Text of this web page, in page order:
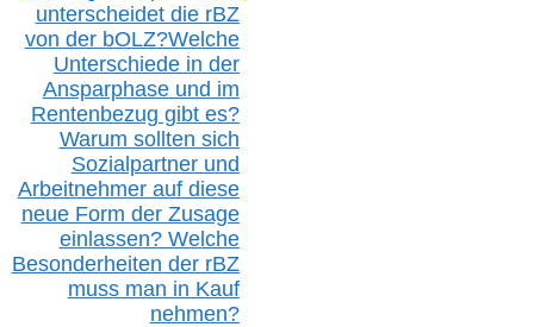
unterscheidet die rBZ
von der bOLZ?Welche
Unterschiede in der
Ansparphase und im
Rentenbezug gibt es?
Warum sollten sich
Sozialpartner und
Arbeitnehmer auf diese
neue Form der Zusage
einlassen? Welche
Besonderheiten der rBZ
muss man in Kauf
nehmen?